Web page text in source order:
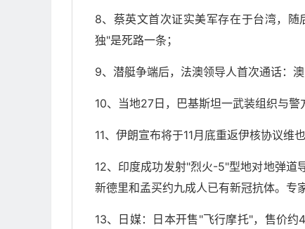
8、蔡英文首次证实美军存在于台湾，
独"是死路一条；
9、潜艇争端后，法澳领导人首次通话：
10、当地27日，巴基斯坦一武装组织与
11、伊朗宣布将于11月底重返伊核协议维
12、印度成功发射"烈火-5"型地对地弹道
新德里和孟买约九成人已有新冠抗体。专
13、日媒：日本开售"飞行摩托"，售价